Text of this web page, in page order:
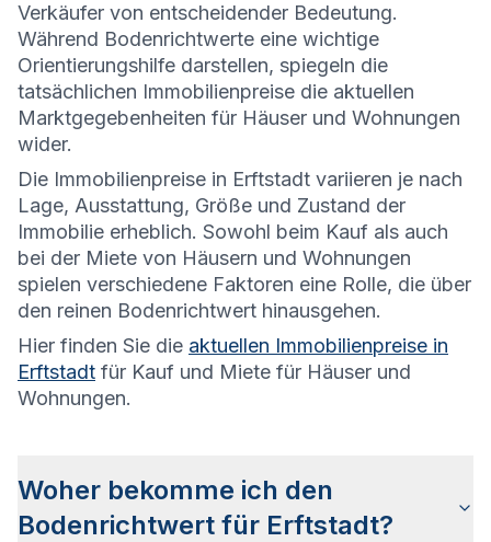
Verkäufer von entscheidender Bedeutung.
Während Bodenrichtwerte eine wichtige
Orientierungshilfe darstellen, spiegeln die
tatsächlichen Immobilienpreise die aktuellen
Marktgegebenheiten für Häuser und Wohnungen
wider.
Die Immobilienpreise in Erftstadt variieren je nach
Lage, Ausstattung, Größe und Zustand der
Immobilie erheblich. Sowohl beim Kauf als auch
bei der Miete von Häusern und Wohnungen
spielen verschiedene Faktoren eine Rolle, die über
den reinen Bodenrichtwert hinausgehen.
Hier finden Sie die aktuellen Immobilienpreise in
Erftstadt für Kauf und Miete für Häuser und
Wohnungen.
Woher bekomme ich den
Bodenrichtwert für Erftstadt?